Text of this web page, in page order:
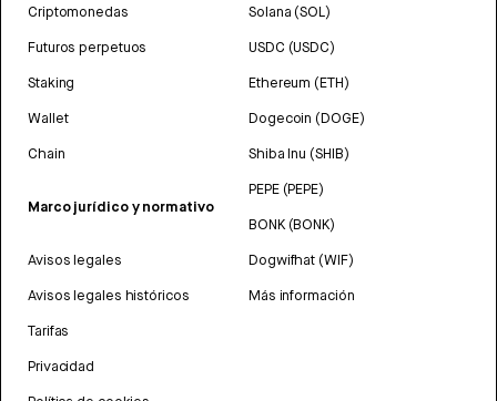
Criptomonedas
Futuros perpetuos
Staking
Wallet
Chain
Marco jurídico y normativo
Avisos legales
Avisos legales históricos
Tarifas
Privacidad
Solana (SOL)
USDC (USDC)
Ethereum (ETH)
Dogecoin (DOGE)
Shiba Inu (SHIB)
PEPE (PEPE)
BONK (BONK)
Dogwifhat (WIF)
Más información